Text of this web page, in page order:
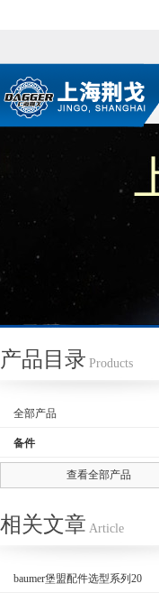
公司名称
产品目录 Products
全部产品
备件
查看全部产品
相关文章 Article
baumer堡盟配件选型系列20